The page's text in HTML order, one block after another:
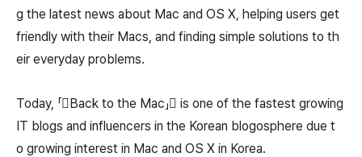
g the latest news about Mac and OS X, helping users get
friendly with their Macs, and finding simple solutions to th
eir everyday problems.
Today, 「Back to the Mac」 is one of the fastest growing
IT blogs and influencers in the Korean blogosphere due t
o growing interest in Mac and OS X in Korea.